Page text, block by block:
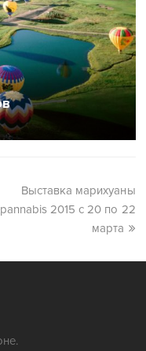
Выставка марихуаны
2015 с 20 по 22
марта